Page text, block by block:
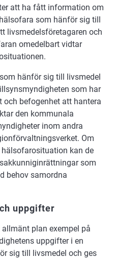
att ha fått information om
som hänför sig till
livsmedelsföretagaren och
omedelbart vidtar
hänför sig till livsmedel
som har
och befogenhet att hantera
den kommunala
inom andra
Om
kan de
som
behov samordna
uppgifter
allmänt plan exempel på
uppgifter i en
sig till livsmedel och ges